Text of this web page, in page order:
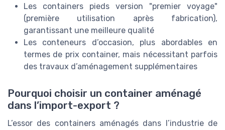
Les containers pieds version "premier voyage"
(première utilisation après fabrication),
garantissant une meilleure qualité
Les conteneurs d’occasion, plus abordables en
termes de prix container, mais nécessitant parfois
des travaux d’aménagement supplémentaires
Pourquoi choisir un container aménagé
dans l’import-export ?
L’essor des containers aménagés dans l’industrie de